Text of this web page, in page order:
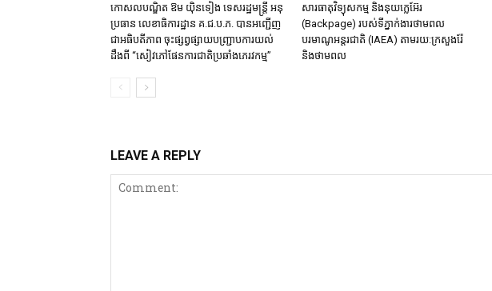
កោសលបណ្ឌិត​ ឱម​ យ៉ិនទៀង​ ទេសរដ្ឋមន្រ្តី​ អនុ
ប្រធាន​ លេខាធិការ​ដ្ឋាន​ គ.ជ.ប.ភ​. បានអញ្ជើញ
ជាអធិបតីភាព​ ចុះផ្សព្វផ្សាយ​បញ្ជ្រាប​ការ​យល់​
ដឹង​ពី​ “សៀវភៅផែនការជាតិប្រឆាំងភេរវកម្ម”
សារធាតុវិទ្យុសកម្ម​ និង​នុយក្លេអ៊ែរ​
(Backpage) របស់ទីភ្នាក់ងារថាមពល
បរមាណូអន្តរជាតិ (IAEA) តាមរយ:ក្រសួងរ៉ែ
និងថាមពល​
LEAVE A REPLY